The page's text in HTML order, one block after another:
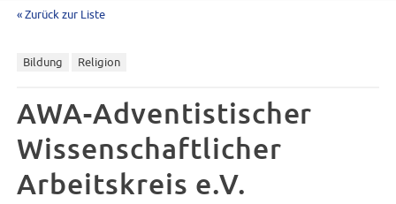
« Zurück zur Liste
Bildung Religion
AWA-Adventistischer
Wissenschaftlicher
Arbeitskreis e.V.